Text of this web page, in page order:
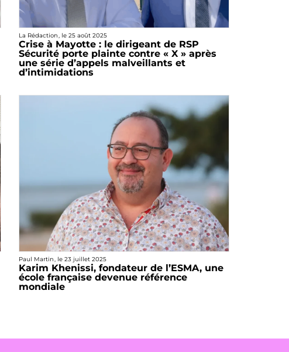
La Rédaction, le 25 août 2025
Crise à Mayotte : le dirigeant de RSP
Sécurité porte plainte contre « X » après
une série d’appels malveillants et
d’intimidations
Paul Martin, le 23 juillet 2025
Karim Khenissi, fondateur de l’ESMA, une
école française devenue référence
mondiale